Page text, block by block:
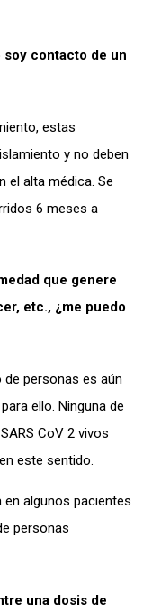
soy contacto de un
estas
y no deben
el alta médica. Se
6 meses a
que genere
etc., ¿me puedo
de personas es aún
ello. Ninguna de
CoV 2 vivos
este sentido.
en algunos pacientes
personas
una dosis de